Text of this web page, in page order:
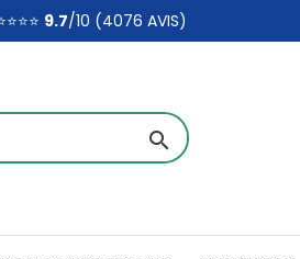
9.7/10 (4076 AVIS)
search